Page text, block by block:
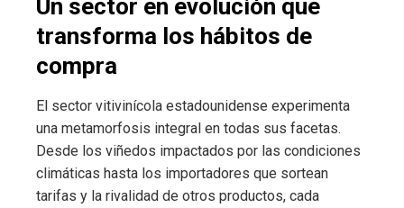
Un sector en evolución que
transforma los hábitos de
compra
El sector vitivinícola estadounidense experimenta
una metamorfosis integral en todas sus facetas.
Desde los viñedos impactados por las condiciones
climáticas hasta los importadores que sortean
tarifas y la rivalidad de otros productos, cada